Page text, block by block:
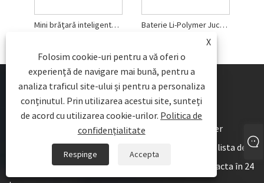
Mini brățară inteligentă baterie Li-polimer Baterie Li-Polymer Jucării electrice de 50 mAh
Pentru întrebări despre baterie Li Polymer, Li Polymer
Prismatic Battery, Li Polymer Cylindrical Battery sau lista de
prețuri, vă rugăm să ne lăsați e-mailul și vă vom contacta în 24
X
Folosim cookie-uri pentru a vă oferi o
experiență de navigare mai bună, pentru a
analiza traficul site-ului și pentru a personaliza
conținutul. Prin utilizarea acestui site, sunteți
de acord cu utilizarea cookie-urilor. Politica de
confidențialitate
Respinge Accepta